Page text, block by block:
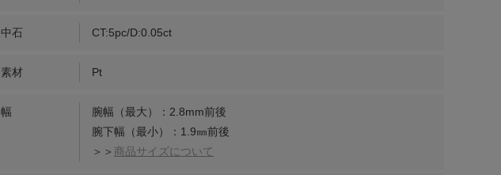
中石 CT:5pc/D:0.05ct
素材 Pt
幅
腕幅（最大）：2.8mm前後
腕下幅（最小）：1.9㎜前後
＞＞ 商品サイズについて